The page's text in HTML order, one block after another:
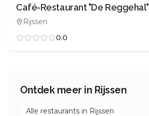
Café-Restaurant "De Reggehal"
Rijssen
0.0
Ontdek meer in Rijssen
Alle restaurants in Rijssen